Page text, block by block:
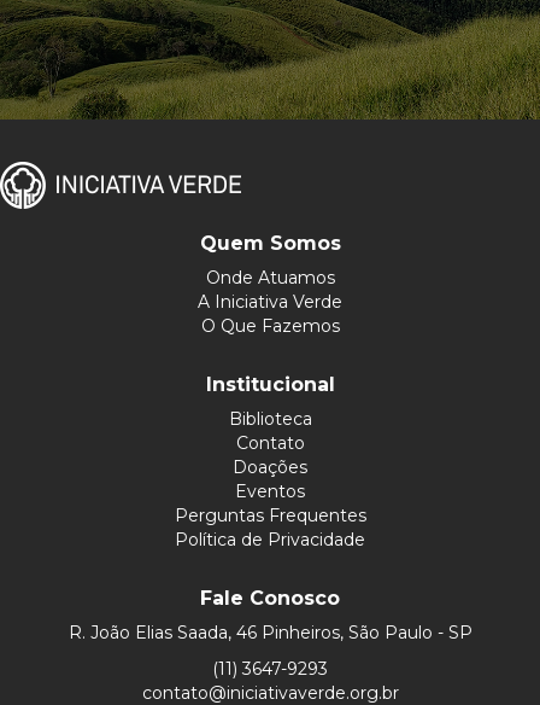
Quem Somos
Onde Atuamos
A Iniciativa Verde
O Que Fazemos
Institucional
Biblioteca
Contato
Doações
Eventos
Perguntas Frequentes
Política de Privacidade
Fale Conosco
R. João Elias Saada, 46 Pinheiros, São Paulo - SP
(11) 3647-9293
contato@iniciativaverde.org.br